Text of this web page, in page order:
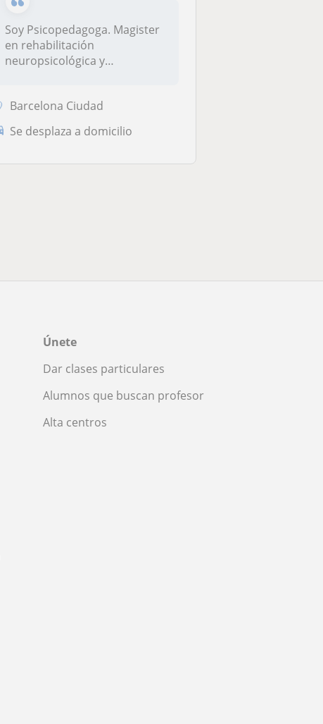
Soy Psicopedagoga. Magister
en rehabilitación
neuropsicológica y
Barcelona Ciudad
Se desplaza a domicilio
Únete
Dar clases particulares
Alumnos que buscan profesor
Alta centros